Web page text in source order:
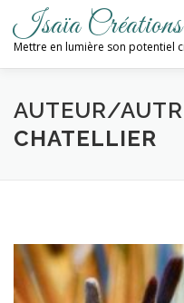
contenu
Isaïa Créations
Mettre en lumière son potentiel
ACCUEIL MES
AUTEUR/
CHATELLIER